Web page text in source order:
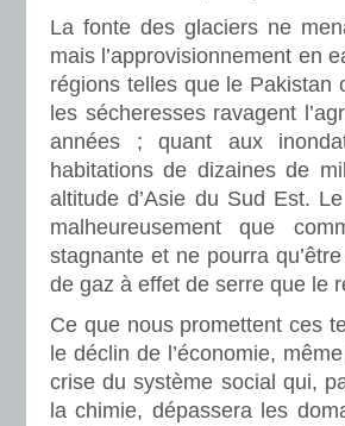
La fonte des glaciers ne
mais l’approvisionnement en
régions telles que le Pakistan
les sécheresses ravagent
années ; quant aux
habitations de dizaines de
altitude d’Asie du Sud Est.
malheureusement que
stagnante et ne pourra
de gaz à effet de serre que le
Ce que nous promettent ces
le déclin de l’économie,
crise du système social qui,
la chimie, dépassera les